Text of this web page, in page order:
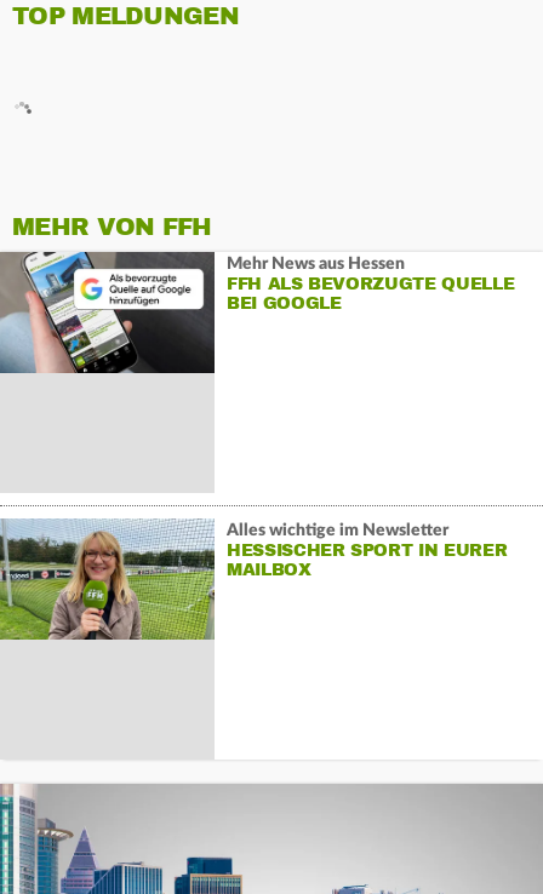
TOP MELDUNGEN
MEHR VON FFH
Mehr News aus Hessen
FFH ALS BEVORZUGTE QUELLE
BEI GOOGLE
Alles wichtige im Newsletter
HESSISCHER SPORT IN EURER
MAILBOX